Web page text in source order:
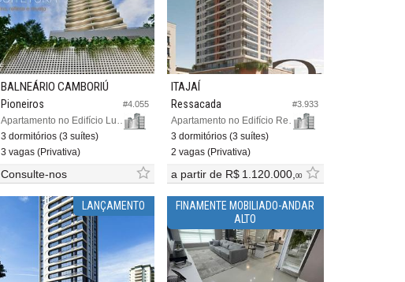
#4.055
BALNEÁRIO CAMBORIÚ
Pioneiros
Apartamento no Edifício Lumina Exclusive Home
3 dormitórios (3 suítes)
3 vagas (Privativa)
Consulte-nos
#3.933
ITAJAÍ
Ressacada
Apartamento no Edifício Reserva 242
3 dormitórios (3 suítes)
2 vagas (Privativa)
a partir de R$ 1.120.000, 00
LANÇAMENTO
FINAMENTE MOBILIADO-ANDAR
ALTO